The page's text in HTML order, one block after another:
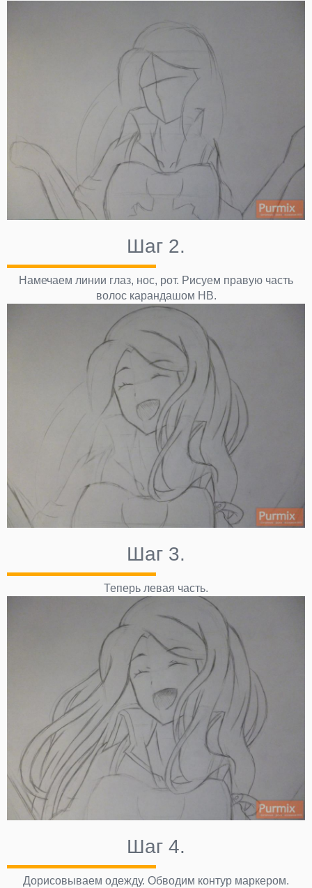
Шаг 2.
Намечаем линии глаз, нос, рот. Рисуем правую часть
волос карандашом HB.
Шаг 3.
Теперь левая часть.
Шаг 4.
Дорисовываем одежду. Обводим контур маркером.